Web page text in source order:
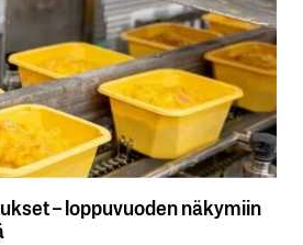
– loppuvuoden näkymiin